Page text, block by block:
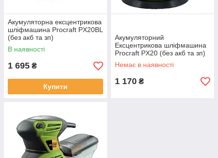
Акумуляторна ексцентрикова
шліфмашина Procraft PX20BL
(без акб та зп)
В наявності
1 695 ₴
Купити
Акумуляторний
Ексцентрикова шліфмашина
Procraft PX20 (без акб та зп)
Немає в наявності
1 170 ₴